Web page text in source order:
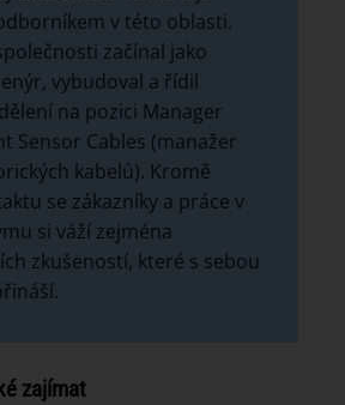
v této oblasti.
začínal jako
vybudoval a řídil
na pozici Manager
Sensor Cables (manažer
kabelů). Kromě
se zákazníky a práce v
si váží zejména
zkušeností, které s sebou
zajímat